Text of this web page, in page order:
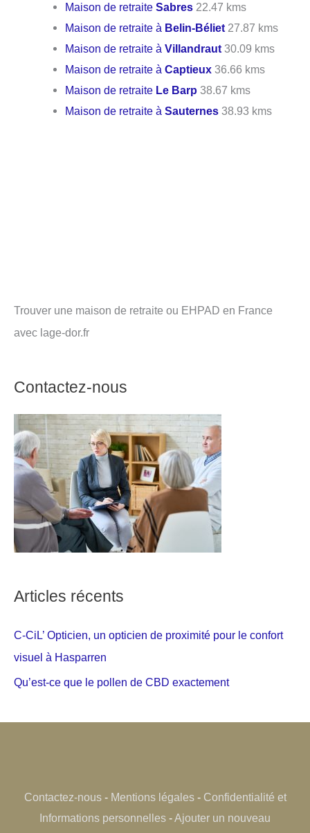
Maison de retraiteSabres 22.47 kms
Maison de retraite à Belin-Béliet 27.87 kms
Maison de retraite àVillandraut 30.09 kms
Maison de retraite àCaptieux 36.66 kms
Maison de retraite Le Barp 38.67 kms
Maison de retraite àSauternes 38.93 kms
Trouver une maison de retraite ou EHPAD en France
avec lage-dor.fr
Contactez-nous
Articles récents
C-CiL’ Opticien, un opticien de proximité pour le confort
visuel à Hasparren
Qu’est-ce que le pollen de CBD exactement
Contactez-nous- Mentions légales- Confidentialité et
Informations personnelles -Ajouter un nouveau